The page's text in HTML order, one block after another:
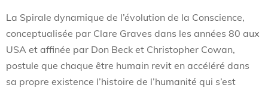
La Spirale dynamique de l’évolution de la Conscience,
conceptualisée par Clare Graves dans les années 80 aux
USA et affinée par Don Beck et Christopher Cowan,
postule que chaque être humain revit en accéléré dans
sa propre existence l’histoire de l’humanité qui s’est